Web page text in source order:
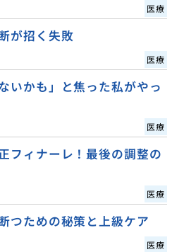
医療
が招く失敗
医療
いかも」と焦った私がやっ
医療
フィナーレ！最後の調整の
医療
つための秘策と上級ケア
医療